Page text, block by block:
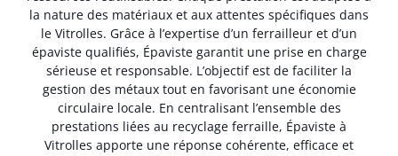
la nature des matériaux et aux attentes spécifiques dans
le Vitrolles. Grâce à l’expertise d’un ferrailleur et d’un
épaviste qualifiés, Épaviste garantit une prise en charge
sérieuse et responsable. L’objectif est de faciliter la
gestion des métaux tout en favorisant une économie
circulaire locale. En centralisant l’ensemble des
prestations liées au recyclage ferraille, Épaviste à
Vitrolles apporte une réponse cohérente, efficace et